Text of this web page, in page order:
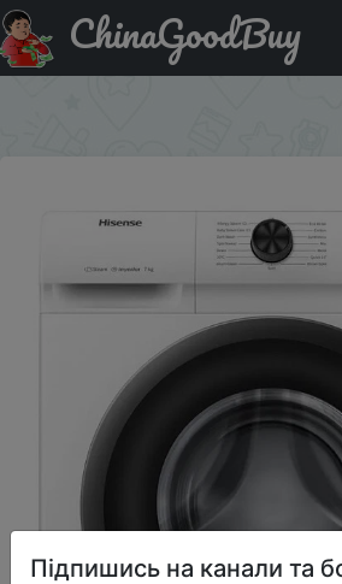
Придбати Стиральная машина
WFQP7012VM белый/черный (пар,
ChinaGoodBuy
Підпишись на канали та